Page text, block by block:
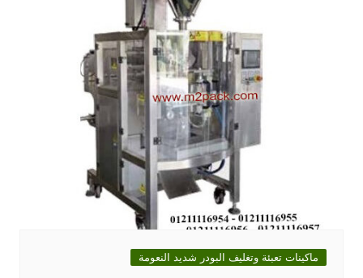
ماكينات تعبئة وتغليف البودر شديد النعومة